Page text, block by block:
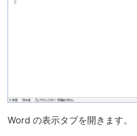
Word の表示タブを開きます。